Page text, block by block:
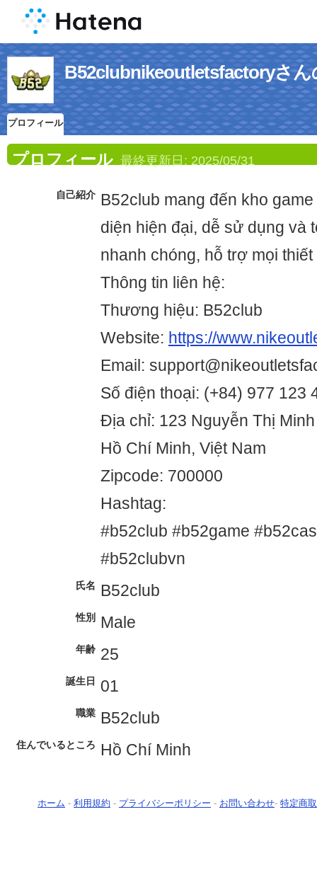
B52clubnikeoutletsfactoryさ
プロフィール
プロフィール 最終更新日: 2025/05/31
自己紹介 B52club mang đến kho
diện hiện đại, dễ sử dụng và
nhanh chóng, hỗ trợ mọi thiết
Thông tin liên hệ:
Thương hiệu: B52club
Website: https://
Email:
Số điện thoại: (+84) 977 123
Địa chỉ: 123 Nguyễn Thị
Hồ Chí Minh, Việt Nam
Zipcode: 700000
Hashtag:
#b52club #b52game
#b52clubvn
氏名 B52club
性別 Male
年齢 25
誕生日 01
職業 B52club
住んでいるところ Hồ Chí Minh
ホーム - 利用規約 - プライバシーポリシー - お問い合わせ- 特定商